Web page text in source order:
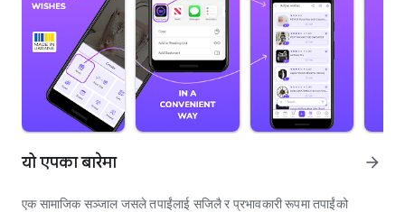
यो एपका बारेमा arrow_forward
एक सामाजिक सञ्जाल जसले तपाईंलाई सजिलै र प्रभावकारी रूपमा तपाईंको